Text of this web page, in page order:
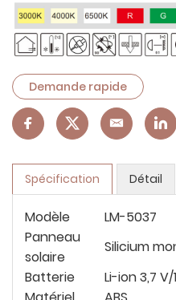
Demande rapide
Spécification Détail
Modèle
LM-5037
Panneau
solaire
Silicium
Batterie
Li-ion 3,7